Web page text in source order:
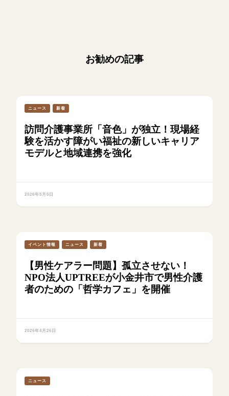
お勧めの記事
ニュース 新着
訪問介護事業所「音色」が独立！現場経
験を活かす障がい福祉の新しいキャリア
モデルと地域連携を強化
2026年5月5日
イベント情報 ニュース 新着
【男性ケアラー問題】孤立させない！
NPO法人UPTREEが小金井市で男性介護
者のための「哲学カフェ」を開催
2026年4月26日
ニュース